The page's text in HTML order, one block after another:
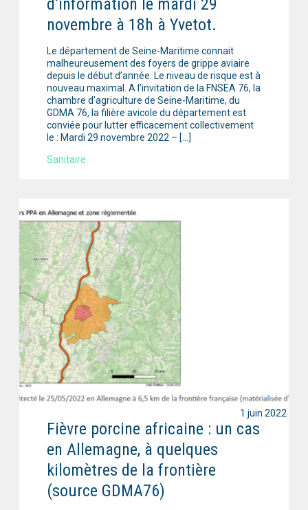
novembre à 18h à Yvetot.
Le département de Seine-Maritime connait
malheureusement des foyers de grippe aviaire
depuis le début d’année. Le niveau de risque est à
nouveau maximal. A l’invitation de la FNSEA 76, la
chambre d’agriculture de Seine-Maritime, du
GDMA 76, la filière avicole du département est
conviée pour lutter efficacement collectivement
le : Mardi 29 novembre 2022 – […]
Sanitaire
Fièvre porcine africaine : un cas
en Allemagne, à quelques
kilomètres de la frontière
(source GDMA76)
1 juin 2022